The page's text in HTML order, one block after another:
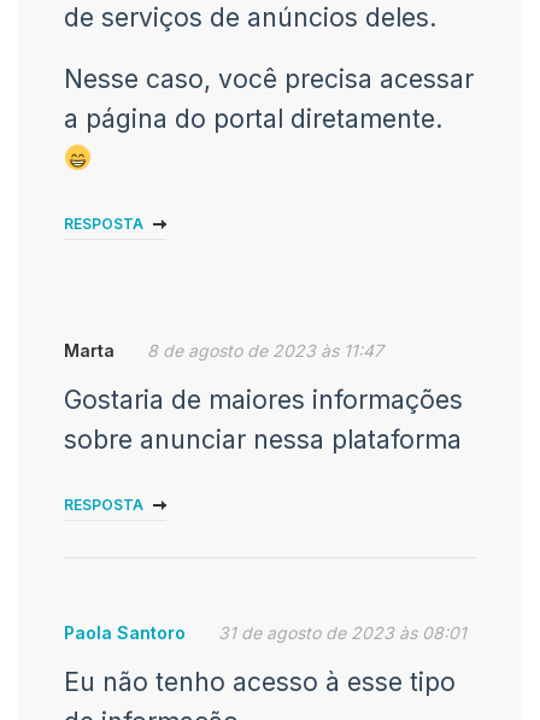
de serviços de anúncios deles.
Nesse caso, você precisa acessar
a página do portal diretamente.
RESPOSTA
Marta 8 de agosto de 2023 às 11:47
Gostaria de maiores informações
sobre anunciar nessa plataforma
RESPOSTA
Paola Santoro 31 de agosto de 2023 às 08:01
Eu não tenho acesso à esse tipo